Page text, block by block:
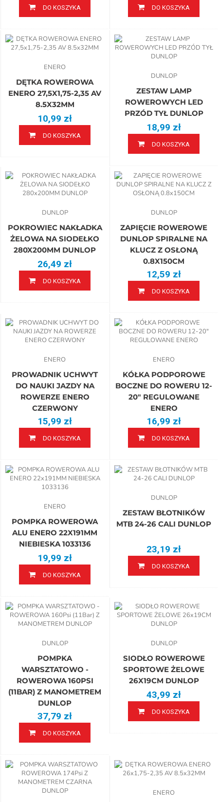
DO KOSZYKA DO KOSZYKA
ENERO
DĘTKA ROWEROWA
ENERO 27,5X1,75-2,35 AV
8.5X32MM
10,99 zł
DO KOSZYKA
DUNLOP
ZESTAW LAMP
ROWEROWYCH LED
PRZÓD TYŁ DUNLOP
18,99 zł
DO KOSZYKA
DUNLOP
POKROWIEC NAKŁADKA
ŻELOWA NA SIODEŁKO
280X200MM DUNLOP
26,49 zł
DO KOSZYKA
DUNLOP
ZAPIĘCIE ROWEROWE
DUNLOP SPIRALNE NA
KLUCZ Z OSŁONĄ
0.8X150CM
12,59 zł
DO KOSZYKA
ENERO
PROWADNIK UCHWYT
DO NAUKI JAZDY NA
ROWERZE ENERO
CZERWONY
15,99 zł
DO KOSZYKA
ENERO
KÓŁKA PODPOROWE
BOCZNE DO ROWERU 12-
20" REGULOWANE
ENERO
16,99 zł
DO KOSZYKA
ENERO
POMPKA ROWEROWA
ALU ENERO 22X191MM
NIEBIESKA 1033136
19,99 zł
DO KOSZYKA
DUNLOP
ZESTAW BŁOTNIKÓW
MTB 24-26 CALI DUNLOP
23,19 zł
DO KOSZYKA
DUNLOP
POMPKA
WARSZTATOWO -
ROWEROWA 160PSI
(11BAR) Z MANOMETREM
DUNLOP
37,79 zł
DO KOSZYKA
DUNLOP
SIODŁO ROWEROWE
SPORTOWE ŻELOWE
26X19CM DUNLOP
43,99 zł
DO KOSZYKA
ENERO